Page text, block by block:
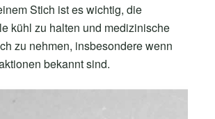
Stich ist es wichtig, die
kühl zu halten und medizinische
zu nehmen, insbesondere wenn
bekannt sind.